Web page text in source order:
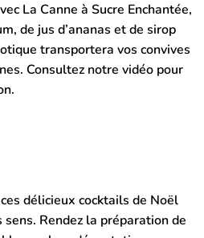
La Canne à Sucre Enchantée,
de jus d’ananas et de sirop
transportera vos convives
Consultez notre vidéo pour
délicieux cocktails de Noël
Rendez la préparation de